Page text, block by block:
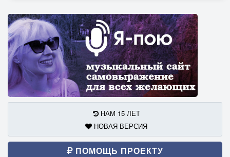
НАМ 15 ЛЕТ
НОВАЯ ВЕРСИЯ
ПОМОЩЬ ПРОЕКТУ